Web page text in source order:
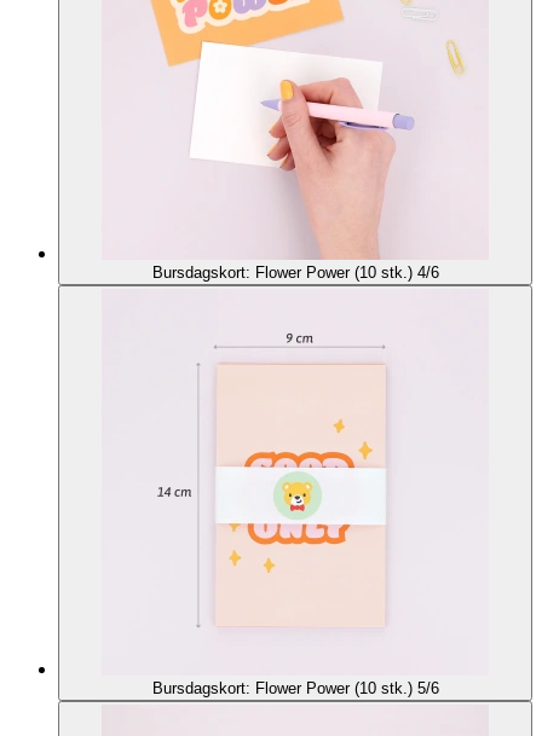
Bursdagskort: Flower Power (10 stk.) 4/6
Bursdagskort: Flower Power (10 stk.) 5/6